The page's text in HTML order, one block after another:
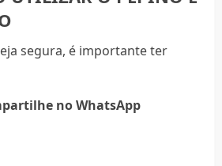
segura, é importante ter
no WhatsApp